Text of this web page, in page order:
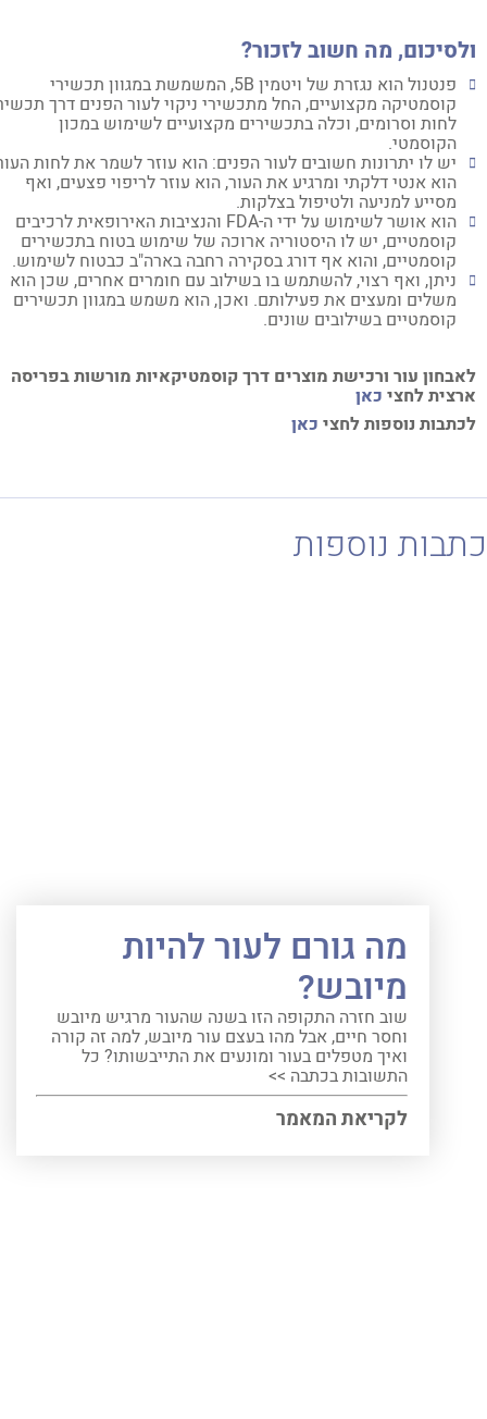
מה חשוב לזכור?
פנטנול הוא נגזרת של ויטמין 5B, המשמשת במגוון תכשירי
קוסמטיקה מקצועיים, החל מתכשירי ניקוי לעור הפנים דרך תכשירי
לחות וסרומים, וכלה בתכשירים מקצועיים לשימוש במכון
הקוסמטי.
יש לו יתרונות חשובים לעור הפנים: הוא עוזר לשמר את לחות העור,
הוא אנטי דלקתי ומרגיע את העור, הוא עוזר לריפוי פצעים, ואף
מסייע למניעה ולטיפול בצלקות.
הוא אושר לשימוש על ידי ה-FDA והנציבות האירופאית לרכיבים
קוסמטיים, יש לו היסטוריה ארוכה של שימוש בטוח בתכשירים
קוסמטיים, והוא אף דורג בסקירה רחבה בארה"ב כבטוח לשימוש.
ניתן, ואף רצוי, להשתמש בו בשילוב עם חומרים אחרים, שכן הוא
משלים ומעצים את פעילותם. ואכן, הוא משמש במגוון תכשירים
קוסמטיים בשילובים שונים.
עור ורכישת מוצרים דרך קוסמטיקאיות מורשות בפריסה
לחציכאן
נוספות לחציכאן
נוספות
מה גורם לעור להיות
מיובש?
שוב חזרה התקופה הזו בשנה שהעור מרגיש מיובש
וחסר חיים, אבל מהו בעצם עור מיובש, למה זה קורה
ואיך מטפלים בעור ומונעים את התייבשותו? כל
התשובות בכתבה >>
לקריאת המאמר